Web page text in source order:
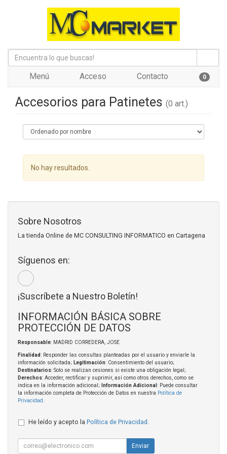
Menú Acceso Contacto 0
Accesorios para Patinetes (0 art.)
No hay resultados.
Sobre Nosotros
La tienda Online de MC CONSULTING INFORMATICO en Cartagena
Síguenos en:
¡Suscríbete a Nuestro Boletín!
INFORMACIÓN BÁSICA SOBRE
PROTECCIÓN DE DATOS
Responsable: MADRID CORREDERA, JOSE
Finalidad: Responder las consultas planteadas por el usuario y enviarle la
información solicitada; Legitimación: Consentimiento del usuario;
Destinatarios: Solo se realizan cesiones si existe una obligación legal;
Derechos: Acceder, rectificar y suprimir, así como otros derechos, como se
indica en la información adicional;
Información Adicional : Puede consultar
la información completa de Protección de Datos en nuestra Política de
Privacidad
He leído y acepto la Política de Privacidad .
Enviar